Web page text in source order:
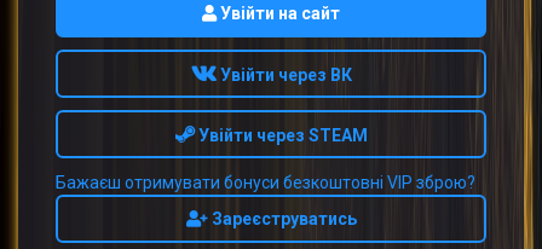
Увійти на сайт
Увійти через ВК
Увійти через STEAM
Бажаєш отримувати бонуси безкоштовні VIP зброю?
Зареєструватись